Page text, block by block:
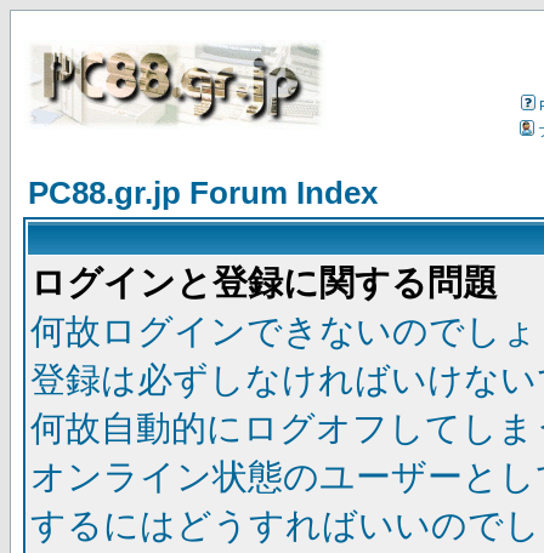
PC88.gr.jp Forum Index
ログインと登録に関する問題
何故ログインできないのでし
登録は必ずしなければいけな
何故自動的にログオフしてし
オンライン状態のユーザーと
するにはどうすればいいので